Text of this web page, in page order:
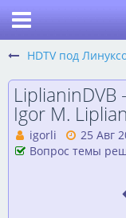
HDTV под
LiplianinDVB
Igor M.
igorli 25 Авг
Вопрос темы